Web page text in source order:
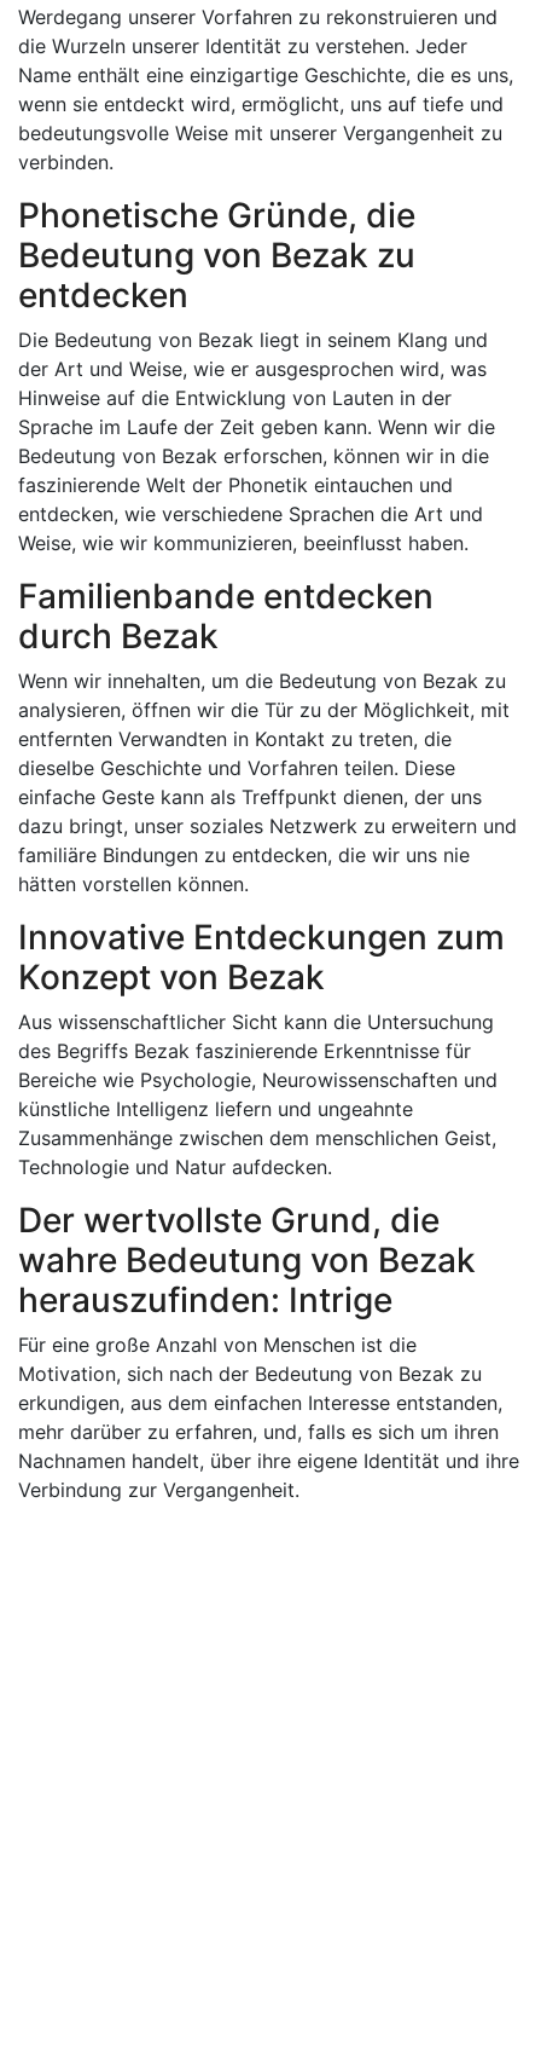
Werdegang unserer Vorfahren zu rekonstruieren und
die Wurzeln unserer Identität zu verstehen. Jeder
Name enthält eine einzigartige Geschichte, die es uns,
wenn sie entdeckt wird, ermöglicht, uns auf tiefe und
bedeutungsvolle Weise mit unserer Vergangenheit zu
verbinden.
Phonetische Gründe, die
Bedeutung von Bezak zu
entdecken
Die Bedeutung von Bezak liegt in seinem Klang und
der Art und Weise, wie er ausgesprochen wird, was
Hinweise auf die Entwicklung von Lauten in der
Sprache im Laufe der Zeit geben kann. Wenn wir die
Bedeutung von Bezak erforschen, können wir in die
faszinierende Welt der Phonetik eintauchen und
entdecken, wie verschiedene Sprachen die Art und
Weise, wie wir kommunizieren, beeinflusst haben.
Familienbande entdecken
durch Bezak
Wenn wir innehalten, um die Bedeutung von Bezak zu
analysieren, öffnen wir die Tür zu der Möglichkeit, mit
entfernten Verwandten in Kontakt zu treten, die
dieselbe Geschichte und Vorfahren teilen. Diese
einfache Geste kann als Treffpunkt dienen, der uns
dazu bringt, unser soziales Netzwerk zu erweitern und
familiäre Bindungen zu entdecken, die wir uns nie
hätten vorstellen können.
Innovative Entdeckungen zum
Konzept von Bezak
Aus wissenschaftlicher Sicht kann die Untersuchung
des Begriffs Bezak faszinierende Erkenntnisse für
Bereiche wie Psychologie, Neurowissenschaften und
künstliche Intelligenz liefern und ungeahnte
Zusammenhänge zwischen dem menschlichen Geist,
Technologie und Natur aufdecken.
Der wertvollste Grund, die
wahre Bedeutung von Bezak
herauszufinden: Intrige
Für eine große Anzahl von Menschen ist die
Motivation, sich nach der Bedeutung von Bezak zu
erkundigen, aus dem einfachen Interesse entstanden,
mehr darüber zu erfahren, und, falls es sich um ihren
Nachnamen handelt, über ihre eigene Identität und ihre
Verbindung zur Vergangenheit.